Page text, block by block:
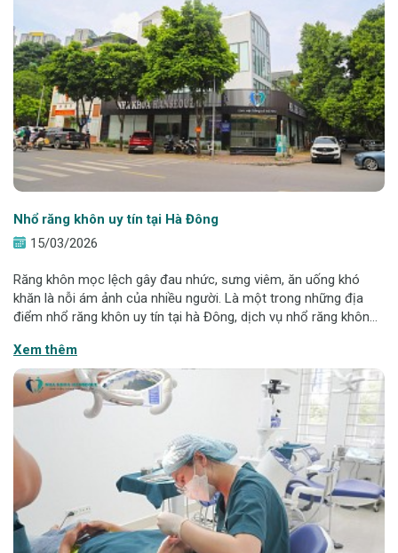
Nhổ răng khôn uy tín tại Hà Đông
15/03/2026
Răng khôn mọc lệch gây đau nhức, sưng viêm, ăn uống khó
khăn là nỗi ám ảnh của nhiều người. Là một trong những địa
điểm nhổ răng khôn uy tín tại hà Đông, dịch vụ nhổ răng khôn
ứng dụng công nghệ Piezo
Xem thêm